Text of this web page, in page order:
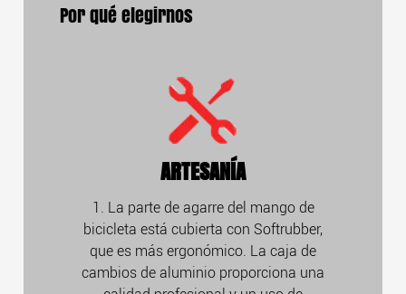
Por qué elegirnos
ARTESANÍA
1. La parte de agarre del mango de
bicicleta está cubierta con Softrubber,
que es más ergonómico. La caja de
cambios de aluminio proporciona una